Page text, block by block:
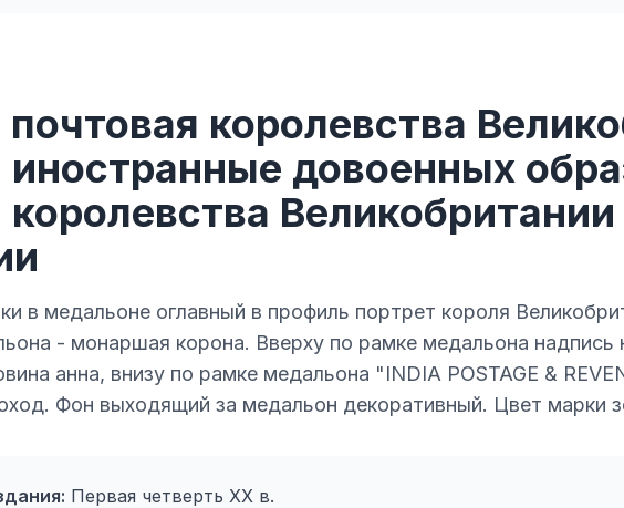
королевства
довоенных
Великобритании
в медальоне оглавный в профиль портрет короля
- монаршая корона. Вверху по рамке медальона надпись
анна, внизу по рамке медальона "INDIA POSTAGE &
Фон выходящий за медальон декоративный. Цвет марки
Первая четверть XX в.